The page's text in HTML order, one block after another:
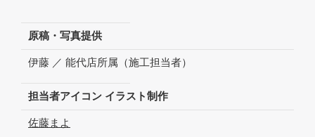
原稿・写真提供
伊藤 ／ 能代店所属（施工担当者）
担当者アイコン イラスト制作
佐藤まよ